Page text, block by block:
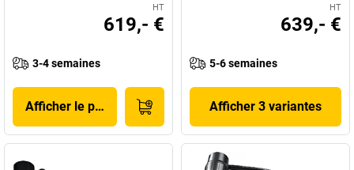
HT
619,- €
3-4 semaines
Afficher le produit
HT
639,- €
5-6 semaines
Afficher 3 variantes